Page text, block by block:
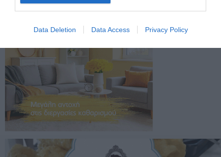
Data Deletion Data Access Privacy Policy